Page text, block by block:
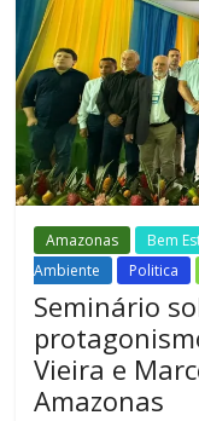
Amazonas Bem
Ambiente
Politica
Seminário
Vieira e
Amazonas